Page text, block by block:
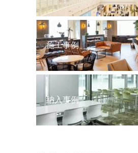
施工事例
納入事例